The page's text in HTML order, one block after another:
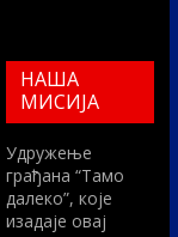
НАША
МИСИЈА
Удружење
грађана “Тамо
далеко”, које
изадаје овај